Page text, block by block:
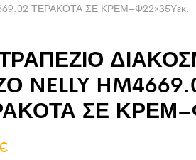
ΤΕΡΑΚΟΤΑ ΣΕ ΚΡΕΜ–Φ22×35Υεκ.
NELLY
ΣΕ